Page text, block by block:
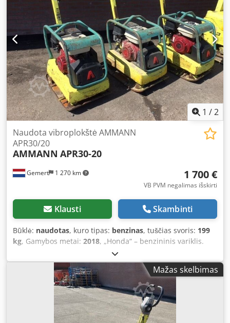
1 /2
Gemert 1 270 km
Naudota vibroplokštė AMMANN
APR30/20
AMMANN APR30-20
1 700 €
VB PVM negalimas išskirti
Klausti Skambinti
Būklė: naudotas, kuro tipas: benzinas, tuščias svoris: 199
kg, Gamybos metai: 2018, „Honda“ – benzininis variklis.
Paleidžiamas rankiniu būdu. Svoris: 199 kg. Smūgio jėga:
30 kN. Plokštės plotis: 50 cm. Judėjimas į priekį / atgal.
Kaina: 1 700 € (be PVM). Sandėlyje turime! Dcsdexw H
Hvopfx Aklsk
Mažas skelbimas